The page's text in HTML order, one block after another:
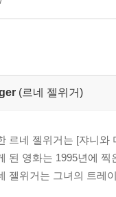
(르네 젤위거)
르네 젤위거는 [쟈니
된 영화는 1995년에
젤위거는 그녀의 트레